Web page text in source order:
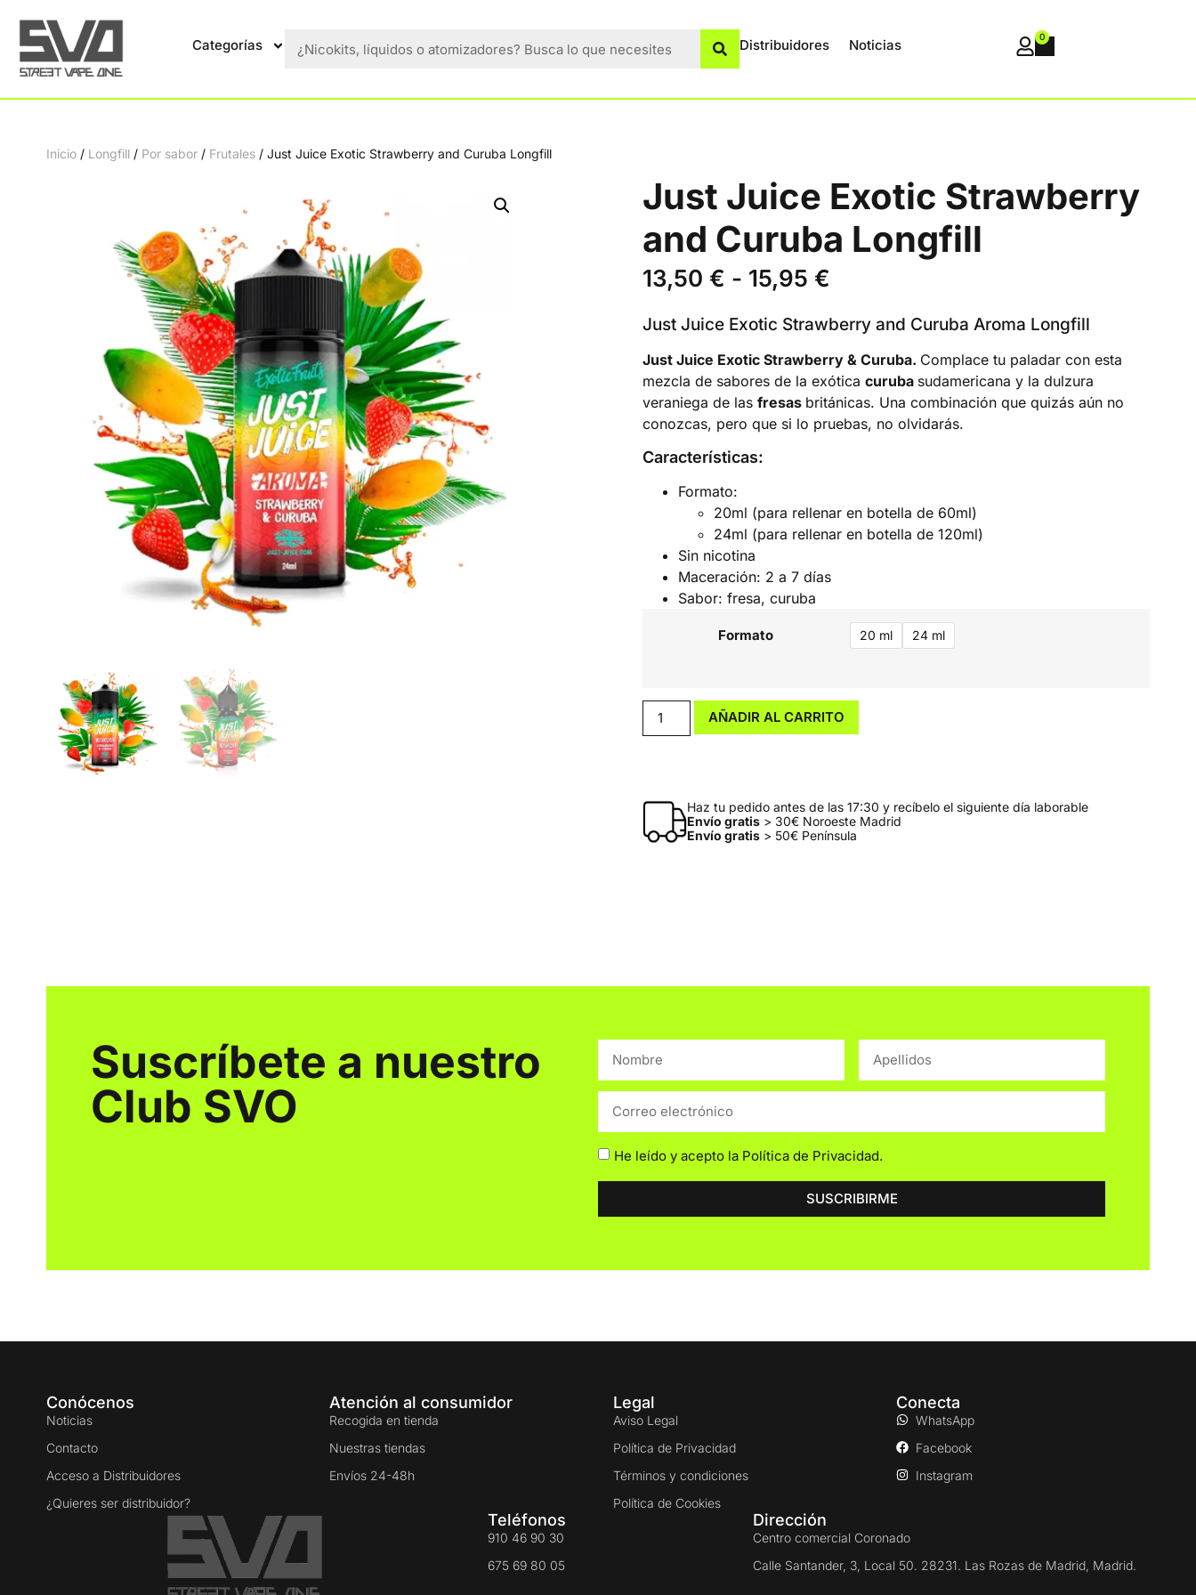
Categorías Distribuidores Noticias 0
Inicio / Longfill / Por sabor / Frutales / Just Juice Exotic Strawberry and Curuba Longfill
Just Juice Exotic Strawberry
and Curuba Longfill
13,50 € - 15,95 €
Just Juice Exotic Strawberry and Curuba Aroma Longfill
Just Juice Exotic Strawberry & Curuba. Complace tu paladar con esta
mezcla de sabores de la exótica curuba sudamericana y la dulzura
veraniega de las fresas británicas. Una combinación que quizás aún no
conozcas, pero que si lo pruebas, no olvidarás.
Características:
Formato:
20ml (para rellenar en botella de 60ml)
24ml (para rellenar en botella de 120ml)
Sin nicotina
Maceración: 2 a 7 días
Sabor: fresa, curuba
Formato 20 ml 24 ml
AÑADIR AL CARRITO
Haz tu pedido antes de las 17:30 y recíbelo el siguiente día laborable
Envío gratis> 30€ Noroeste Madrid
Envío gratis> 50€ Península
Suscríbete a nuestro
Club SVO
He leído y acepto la Política de Privacidad.
SUSCRIBIRME
Conócenos
Noticias
Contacto
Acceso a Distribuidores
¿Quieres ser distribuidor?
Atención al consumidor
Recogida en tienda
Nuestras tiendas
Envíos 24-48h
Legal
Aviso Legal
Política de Privacidad
Términos y condiciones
Política de Cookies
Conecta
WhatsApp
Facebook
Instagram
Teléfonos
910 46 90 30
675 69 80 05
Dirección
Centro comercial Coronado
Calle Santander, 3, Local 50. 28231. Las Rozas de Madrid, Madrid.